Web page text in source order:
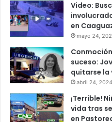
Video:
en
mayo 24,
suceso:
quitarse la
abril 24, 2024
¡Terrible!
vida tras
en